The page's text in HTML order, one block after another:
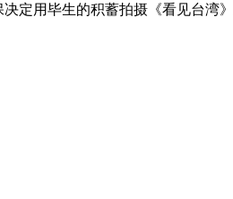
定用毕生的积蓄拍摄《看见台